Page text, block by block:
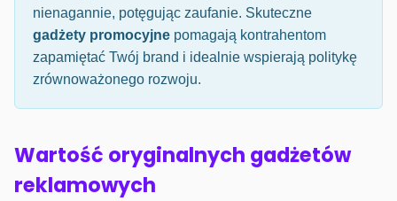
nienagannie, potęgując zaufanie. Skuteczne
gadżety promocyjne pomagają kontrahentom
zapamiętać Twój brand i idealnie wspierają politykę
zrównoważonego rozwoju.
Wartość oryginalnych gadżetów
reklamowych